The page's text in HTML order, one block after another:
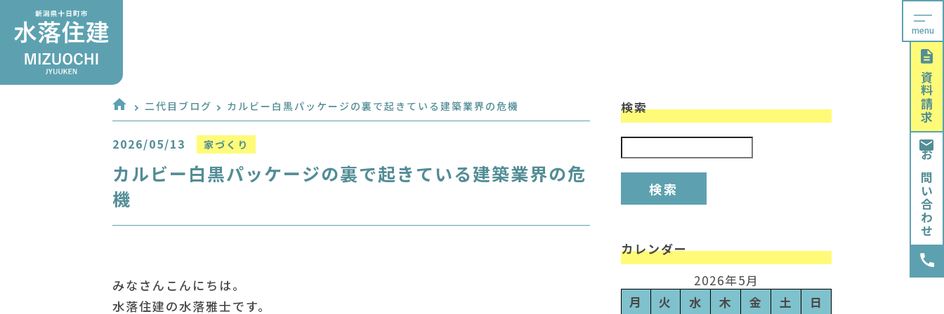
menu
資料請求
お問い合わせ
二代目ブログ カルビー白黒パッケージの裏で起きている建築業界の危機
2026/05/13 家づくり
カルビー白黒パッケージの裏で起きている建築業界の危
機
みなさんこんにちは。
水落住建の水落雅士です。
検索
カレンダー
2026年5月
月
火 水 木 金 土 日